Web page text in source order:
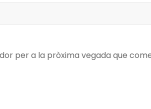
per a la pròxima vegada que